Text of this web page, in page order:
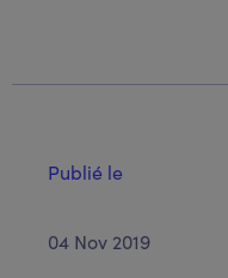
Publié le
04 Nov 2019